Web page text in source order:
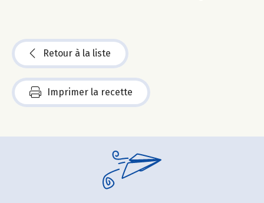
Retour à la liste
Imprimer la recette